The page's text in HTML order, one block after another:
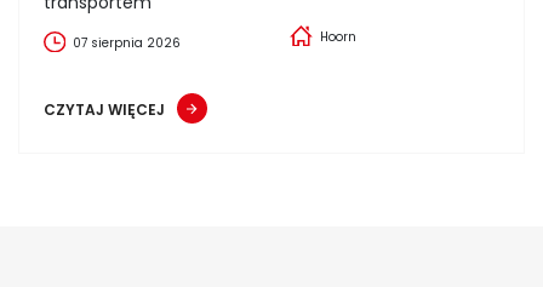
07 sierpnia 2026 Hoorn
CZYTAJ WIĘCEJ